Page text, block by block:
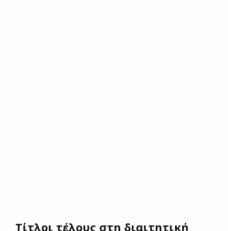
Tίτλοι τέλους στη διαιτητική